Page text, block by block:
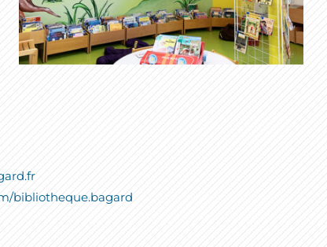
bibliotheque.bagard